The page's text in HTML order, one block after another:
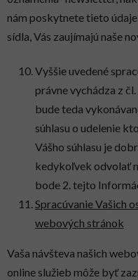
nám poskytnete tieto
sídla, Vás zaujímajú naše
Vyššie uvedené
právne vychádza z
bude teda
súhlasu o udelenie
Vášho súhlasu je
kedykoľvek odvolať
bode 2. tejto
Spracúvanie Vašich
webových stránok
Vaša návšteva našich
online služieb môže byť